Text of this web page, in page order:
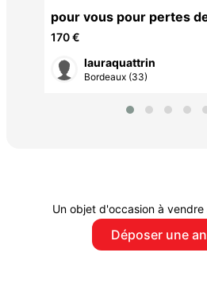
pour vous pour pertes
170 €
lauraquattrin
Bordeaux (33)
Un objet d'occasion à vendre
Déposer une